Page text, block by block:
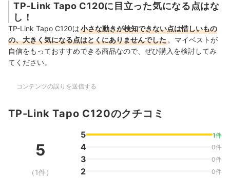
TP-Link Tapo C120に目立った気になる点はな
し！
TP-Link Tapo C120は小さな動きが検知できない点は惜しいもの
の、大きく気になる点はとくにありませんでした 。マイベストが
自信をもっておすすめできる商品なので、ぜひ購入を検討してみ
てください。
コンテンツの誤りを送信する
TP-Link Tapo C120のクチコミ
5
（1件）
5 1件
4 0件
3 0件
2 0件